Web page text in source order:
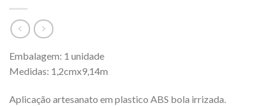
Embalagem: 1 unidade
Medidas: 1,2cmx9,14m
Aplicação artesanato em plastico ABS bola irrizada.